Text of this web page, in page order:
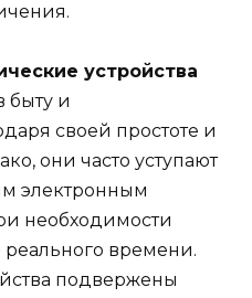
устройства
быту и
своей простоте и
они часто уступают
электронным
необходимости
времени.
подвержены